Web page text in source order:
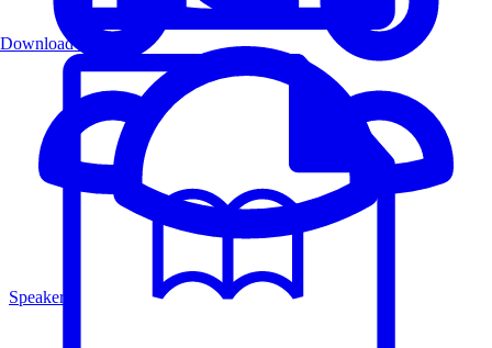
Speakers
Download PDF